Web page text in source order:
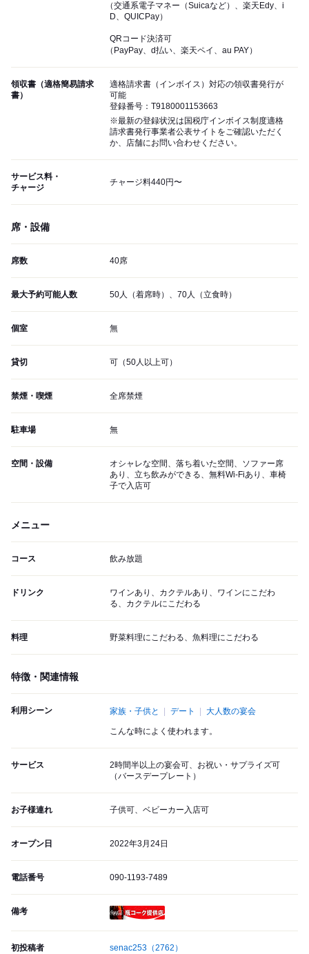
（交通系電子マネー（Suicaなど）、楽天Edy、i
D、QUICPay）
QRコード決済可
（PayPay、d払い、楽天ペイ、au PAY）
領収書（適格簡易請求
書）
適格請求書（インボイス）対応の領収書発行が
可能
登録番号：T9180001153663
※最新の登録状況は国税庁インボイス制度適格
請求書発行事業者公表サイトをご確認いただく
か、店舗にお問い合わせください。
サービス料・
チャージ
チャージ料440円〜
席・設備
席数 40席
最大予約可能人数 50人（着席時）、70人（立食時）
個室 無
貸切 可（50人以上可）
禁煙・喫煙 全席禁煙
駐車場 無
空間・設備
オシャレな空間、落ち着いた空間、ソファー席
あり、立ち飲みができる、無料Wi-Fiあり、車椅
子で入店可
メニュー
コース 飲み放題
ドリンク
ワインあり、カクテルあり、ワインにこだわ
る、カクテルにこだわる
料理 野菜料理にこだわる、魚料理にこだわる
特徴・関連情報
利用シーン 家族・子供と デート 大人数の宴会
こんな時によく使われます。
サービス
2時間半以上の宴会可、お祝い・サプライズ可
（バースデープレート）
お子様連れ 子供可、ベビーカー入店可
オープン日 2022年3月24日
電話番号 090-1193-7489
備考
初投稿者 senac253 （2762）